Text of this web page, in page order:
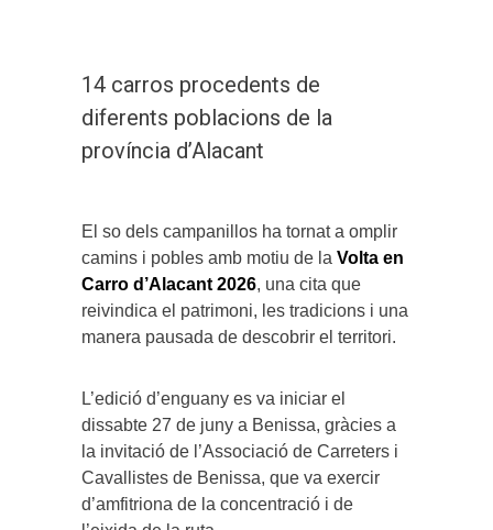
14 carros procedents de
diferents poblacions de la
província d’Alacant
El so dels campanillos ha tornat a omplir
camins i pobles amb motiu de la Volta en
Carro d’Alacant 2026, una cita que
reivindica el patrimoni, les tradicions i una
manera pausada de descobrir el territori.
L’edició d’enguany es va iniciar el
dissabte 27 de juny a Benissa, gràcies a
la invitació de l’Associació de Carreters i
Cavallistes de Benissa, que va exercir
d’amfitriona de la concentració i de